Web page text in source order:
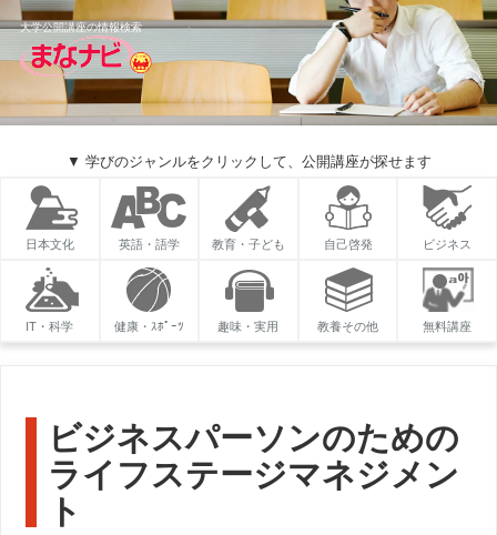
大学公開講座の情報検索
▼ 学びのジャンルをクリックして、公開講座が探せます
日本文化 英語・語学 教育・子ども 自己啓発 ビジネス
IT・科学 健康・ｽﾎﾟｰﾂ 趣味・実用 教養その他 無料講座
ビジネスパーソンのための
ライフステージマネジメン
ト